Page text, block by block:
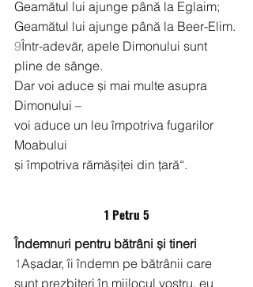
Geamătul lui ajunge până la Eglaim;
Geamătul lui ajunge până la Beer-Elim.
9Într-adevăr, apele Dimonului sunt
pline de sânge.
Dar voi aduce și mai multe asupra
Dimonului –
voi aduce un leu împotriva fugarilor
Moabului
și împotriva rămășiței din țară“.
1 Petru 5
Îndemnuri pentru bătrâni și tineri
1Așadar, îi îndemn pe bătrânii care
sunt prezbiteri în mijlocul vostru, eu